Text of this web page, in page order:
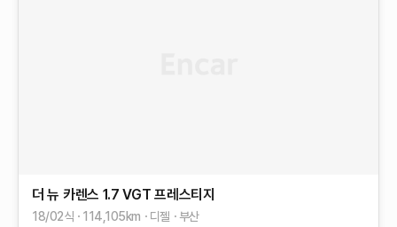
더 뉴 카렌스 1.7 VGT 프레스티지
18/02식 114,105km 디젤 부산